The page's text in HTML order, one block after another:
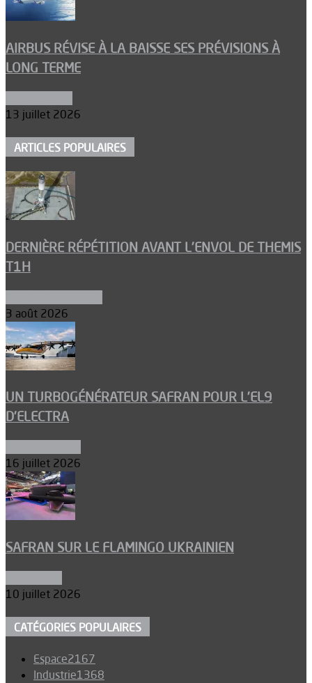
AIRBUS RÉVISE À LA BAISSE SES PRÉVISIONS À
LONG TERME
13 juillet 2026
ARTICLES POPULAIRES
DERNIÈRE RÉPÉTITION AVANT L’ENVOL DE THEMIS
T1H
3 août 2026
UN TURBOGÉNÉRATEUR SAFRAN POUR L’EL9
D’ELECTRA
16 juillet 2026
SAFRAN SUR LE FLAMINGO UKRAINIEN
10 juillet 2026
CATÉGORIES POPULAIRES
Espace2167
Industrie1368